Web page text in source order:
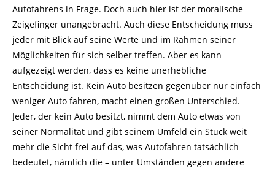
Autofahrens in Frage. Doch auch hier ist der moralische
Zeigefinger unangebracht. Auch diese Entscheidung muss
jeder mit Blick auf seine Werte und im Rahmen seiner
Möglichkeiten für sich selber treffen. Aber es kann
aufgezeigt werden, dass es keine unerhebliche
Entscheidung ist. Kein Auto besitzen gegenüber nur einfach
weniger Auto fahren, macht einen großen Unterschied.
Jeder, der kein Auto besitzt, nimmt dem Auto etwas von
seiner Normalität und gibt seinem Umfeld ein Stück weit
mehr die Sicht frei auf das, was Autofahren tatsächlich
bedeutet, nämlich die – unter Umständen gegen andere